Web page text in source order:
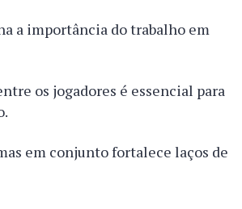
a importância do trabalho em
os jogadores é essencial para
em conjunto fortalece laços de